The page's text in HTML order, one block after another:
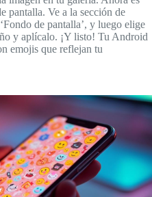
pantalla. Ve a la sección de
de pantalla’, y luego elige
y aplícalo. ¡Y listo! Tu Android
emojis que reflejan tu